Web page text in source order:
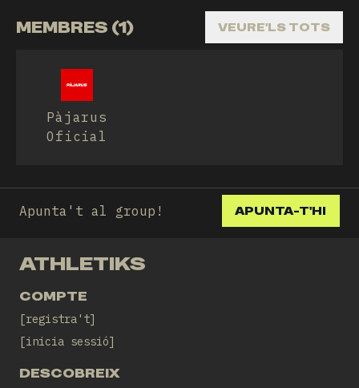
MEMBRES (1) VEURE'LS TOTS
Pàjarus
Oficial
Apunta't al group! APUNTA-T'HI
ATHLETIKS
COMPTE
registra't
inicia sessió
DESCOBREIX